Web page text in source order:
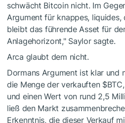
schwächt Bitcoin nicht. Im
Argument für knappes,
bleibt das führende Asset für
Anlagehorizont," Saylor sagte.
Arca glaubt dem nicht.
Dormans Argument ist klar und
die Menge der verkauften $BTC
und einen Wert von rund 2,5
ließ den Markt
Erkenntnis, die dieser Verkauf